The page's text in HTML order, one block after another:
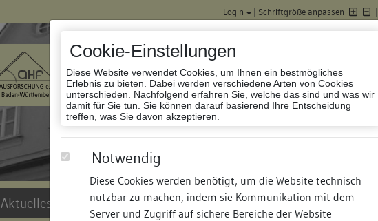
Cookie-Einstellungen
Diese Website verwendet Cookies, um Ihnen ein bestmögliches
Erlebnis zu bieten. Dabei werden verschiedene Arten von Cookies
unterschieden. Nachfolgend erfahren Sie, welche das sind und was wir
damit für Sie tun. Sie können darauf basierend Ihre Entscheidung
treffen, was Sie davon akzeptieren.
Notwendig
Diese Cookies werden benötigt, um die Website technisch
nutzbar zu machen, indem sie Kommunikation mit dem
Server und Zugriff auf sichere Bereiche der Website
Login | Schriftgröße anpassen |
Datenbank
Aktuelles und Termine Suche Freie Bauforscher:innen